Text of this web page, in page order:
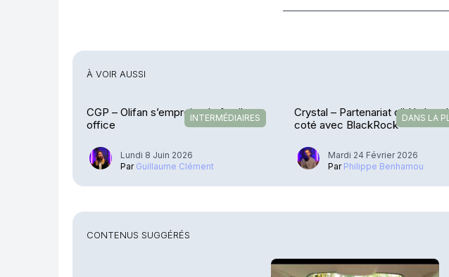
À VOIR AUSSI
INTERMÉDIAIRES
CGP – Olifan s’empreint de family
office
Lundi 8 Juin 2026
Par Guillaume Clément
DANS LA
Crystal – Partenariat ciblé dans
coté avec BlackRock
Mardi 24 Février 2026
Par Philippe Benhamou
CONTENUS SUGGÉRÉS